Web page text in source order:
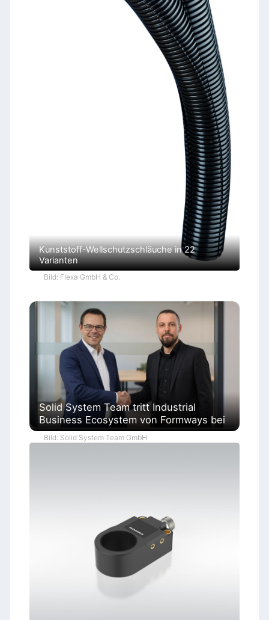
Kunststoff-Wellschutzschläuche in 22
Varianten
Bild: Flexa GmbH & Co.
Solid System Team tritt Industrial
Business Ecosystem von Formways bei
Bild: Solid System Team GmbH